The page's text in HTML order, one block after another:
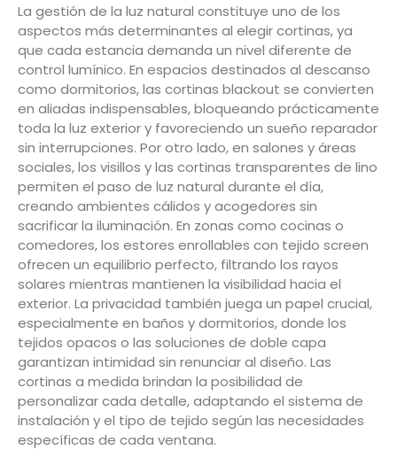
La gestión de la luz natural constituye uno de los
aspectos más determinantes al elegir cortinas, ya
que cada estancia demanda un nivel diferente de
control lumínico. En espacios destinados al descanso
como dormitorios, las cortinas blackout se convierten
en aliadas indispensables, bloqueando prácticamente
toda la luz exterior y favoreciendo un sueño reparador
sin interrupciones. Por otro lado, en salones y áreas
sociales, los visillos y las cortinas transparentes de lino
permiten el paso de luz natural durante el día,
creando ambientes cálidos y acogedores sin
sacrificar la iluminación. En zonas como cocinas o
comedores, los estores enrollables con tejido screen
ofrecen un equilibrio perfecto, filtrando los rayos
solares mientras mantienen la visibilidad hacia el
exterior. La privacidad también juega un papel crucial,
especialmente en baños y dormitorios, donde los
tejidos opacos o las soluciones de doble capa
garantizan intimidad sin renunciar al diseño. Las
cortinas a medida brindan la posibilidad de
personalizar cada detalle, adaptando el sistema de
instalación y el tipo de tejido según las necesidades
específicas de cada ventana.